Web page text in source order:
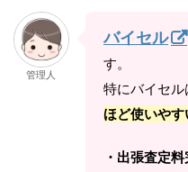
管理人
バイセル
す。
特にバイセル
ほど使いやす
・出張査定